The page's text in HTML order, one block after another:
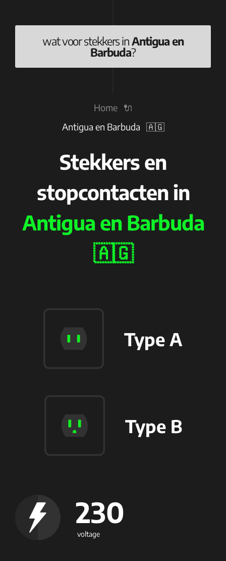
wat voor stekkers inAntigua en
Barbuda?
Home 🔌
Antigua en Barbuda 🇦🇬
Stekkers en
stopcontacten in
Antigua en Barbuda
🇦🇬
230
voltage
Type A
Type B